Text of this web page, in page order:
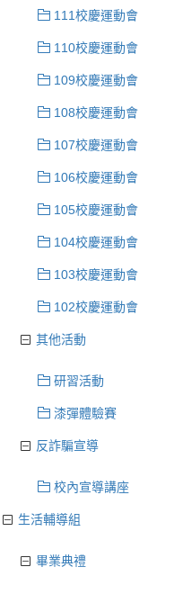
111校慶運動會
110校慶運動會
109校慶運動會
108校慶運動會
107校慶運動會
106校慶運動會
105校慶運動會
104校慶運動會
103校慶運動會
102校慶運動會
其他活動
研習活動
漆彈體驗賽
反詐騙宣導
校內宣導講座
生活輔導組
畢業典禮